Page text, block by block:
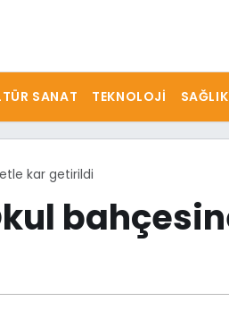
SANAT TEKNOLOJI SAĞLIK
kar getirildi